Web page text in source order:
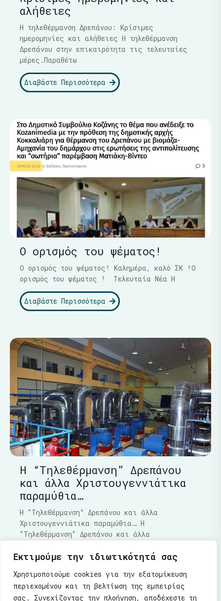
Εκτιμούμε την ιδιωτικότητά σας
Χρησιμοποιούμε cookies για την εξατομίκευση
περιεχομένου και τη βελτίωση της εμπειρίας
σας. Συνεχίζοντας την πλοήγηση, αποδέχεστε τη
αλήθειες
Η τηλεθέρμανση Δρεπάνου: Κρίσιμες
ημερομηνίες και αλήθειες Η τηλεθέρμανση
Δρεπάνου στην επικαιρότητα τις τελευταίες
μέρες.Παραθέτω
Διαβάστε Περισσότερα
Ο ορισμός του ψέματος!
Ο ορισμός του ψέματος! Καλημέρα, καλό ΣΚ !Ο
ορισμός του ψέματος ! Τελευταία Νέα Η
Διαβάστε Περισσότερα
Η “Τηλεθέρμανση” Δρεπάνου
και άλλα Χριστουγεννιάτικα
παραμύθια…
Η “Τηλεθέρμανση” Δρεπάνου και άλλα
Χριστουγεννιάτικα παραμύθια… Η
“Τηλεθέρμανση“ Δρεπάνου και άλλα